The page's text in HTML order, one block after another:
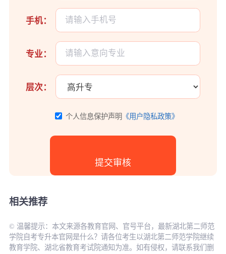
手机：
专业：
层次：
个人信息保护声明 《用户隐私政策》
相关推荐
© 温馨提示：本文来源各教育官网、官号平台，最新湖北第二师范
学院自考专升本官网是什么？请各位考生以湖北第二师范学院继续
教育学院、湖北省教育考试院通知为准。如有侵权，请联系我们删